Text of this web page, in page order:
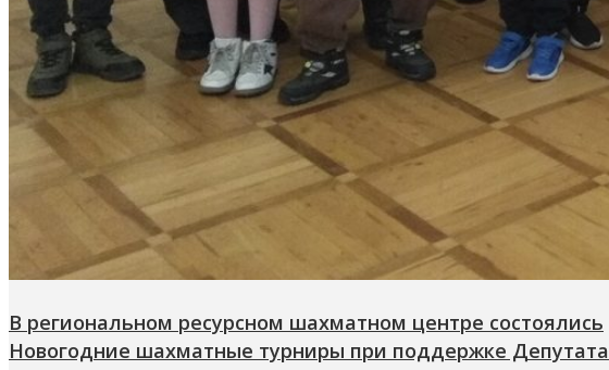
В региональном ресурсном шахматном центре состоялись
Новогодние шахматные турниры при поддержке Депутата